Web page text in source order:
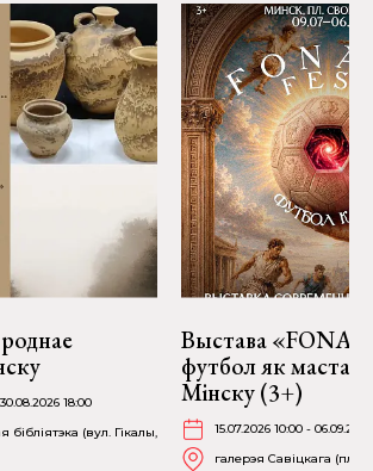
18:00
бібліятэка (вул. Гікалы,
Выстава
футбол як
Мінску (3+)
15.07.2026 10:00 -
галерэя Савіцкага (пл.